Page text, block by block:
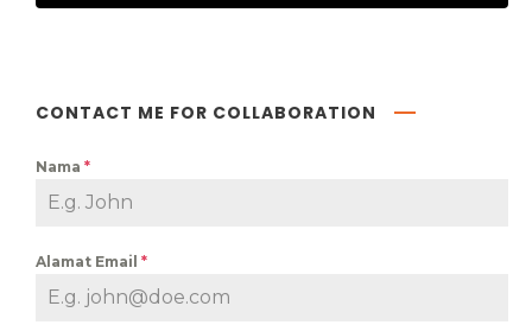
CONTACT ME FOR COLLABORATION
Nama *
Alamat Email *